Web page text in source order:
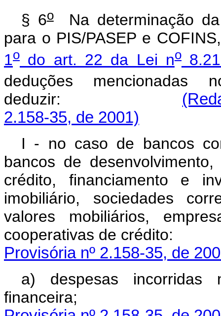
§ 6oNa determinação da
para o PIS/PASEP e
1o do art. 22 da Lei no
deduções
deduzir:
2.158-35, de 2001)
I - no caso de bancos
bancos de
crédito, financiamento e
imobiliário, sociedades
valores mobiliários,
cooperativas de
Provisória nº 2.158-35, de
a) despesas incorridas